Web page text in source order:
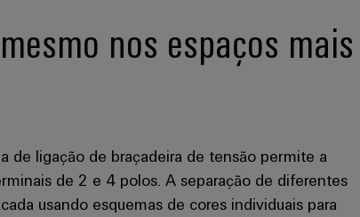
nos espaços
de ligação de braçadeira de tensão permite a
de 2 e 4 polos. A separação de diferentes
usando esquemas de cores individuais para